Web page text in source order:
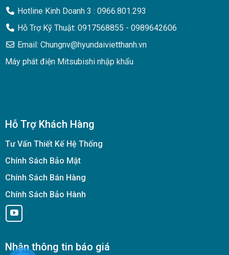
Hotline Kinh Doanh 3 : 0966.801.293
Hỗ Trợ Kỹ Thuật: 0917568855 - 0989642606
Email: Chungnv@hyundaivietthanh.vn
Máy phát điện Mitsubishi nhập khẩu
Hỗ Trợ Khách Hàng
Tư Vấn Thiết Kế Hệ Thống
Chính Sách Bảo Mật
Chính Sách Bán Hàng
Chính Sách Bảo Hành
Nhận thông tin báo giá